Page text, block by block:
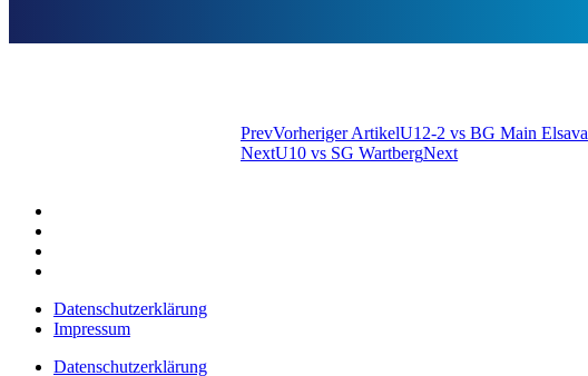
PrevVorheriger ArtikelU12-2 vs BG Main Elsava
NextU10 vs SG WartbergNext
Datenschutzerklärung
Impressum
Datenschutzerklärung